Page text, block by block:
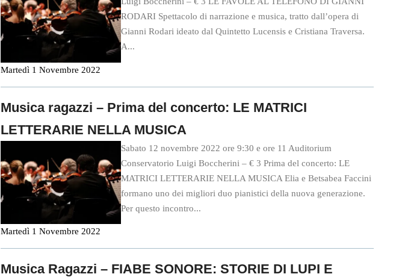
RODARI Spettacolo di narrazione e musica, tratto dall’opera di
Gianni Rodari ideato dal Quintetto Lucensis e Cristiana Traversa.
A...
Martedì 1 Novembre 2022
Musica ragazzi – Prima del concerto: LE MATRICI
LETTERARIE NELLA MUSICA
Sabato 12 novembre 2022 ore 9:30 e ore 11 Auditorium
Conservatorio Luigi Boccherini – € 3 Prima del concerto: LE
MATRICI LETTERARIE NELLA MUSICA Elia e Betsabea Faccini
formano uno dei migliori duo pianistici della nuova generazione.
Per questo incontro...
Martedì 1 Novembre 2022
Musica Ragazzi – FIABE SONORE: STORIE DI LUPI E